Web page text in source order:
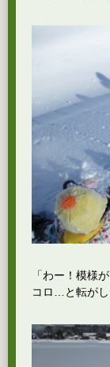
「わー！模様
コロ…と転がし